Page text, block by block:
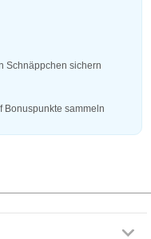
Schnäppchen sichern
Bonuspunkte sammeln